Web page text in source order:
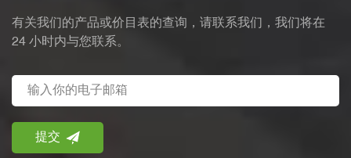
有关我们的产品或价目表的查询，请联系我们，我们将在
24 小时内与您联系。